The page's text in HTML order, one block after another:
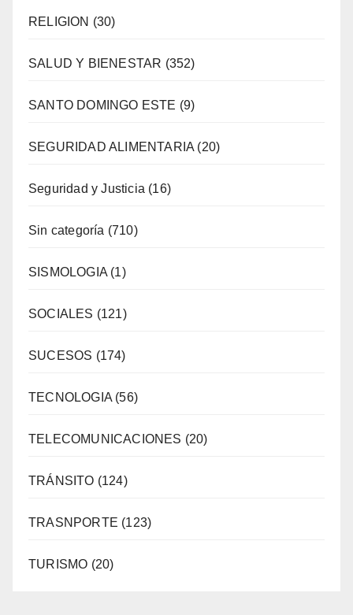
RELIGION (30)
SALUD Y BIENESTAR (352)
SANTO DOMINGO ESTE (9)
SEGURIDAD ALIMENTARIA (20)
Seguridad y Justicia (16)
Sin categoría (710)
SISMOLOGIA (1)
SOCIALES (121)
SUCESOS (174)
TECNOLOGIA (56)
TELECOMUNICACIONES (20)
TRÁNSITO (124)
TRASNPORTE (123)
TURISMO (20)